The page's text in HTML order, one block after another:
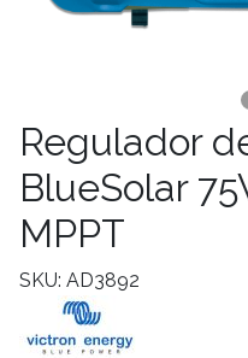
Regulador
BlueSolar
MPPT
SKU: AD3892